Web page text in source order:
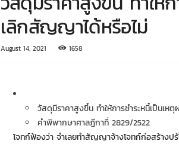
เลิกสัญญาได้หรือไม่
August 14, 2021 1658
วัสดุมีราคาสูงขึ้น ทำให้การชำระหนี้เป็นเห
คำพิพากษาศาลฎีกาที่ 2829/2522
โจทก์ฟ้องว่า จำเลยทำสัญญาจ้างโจทก์ก่อสร้างป